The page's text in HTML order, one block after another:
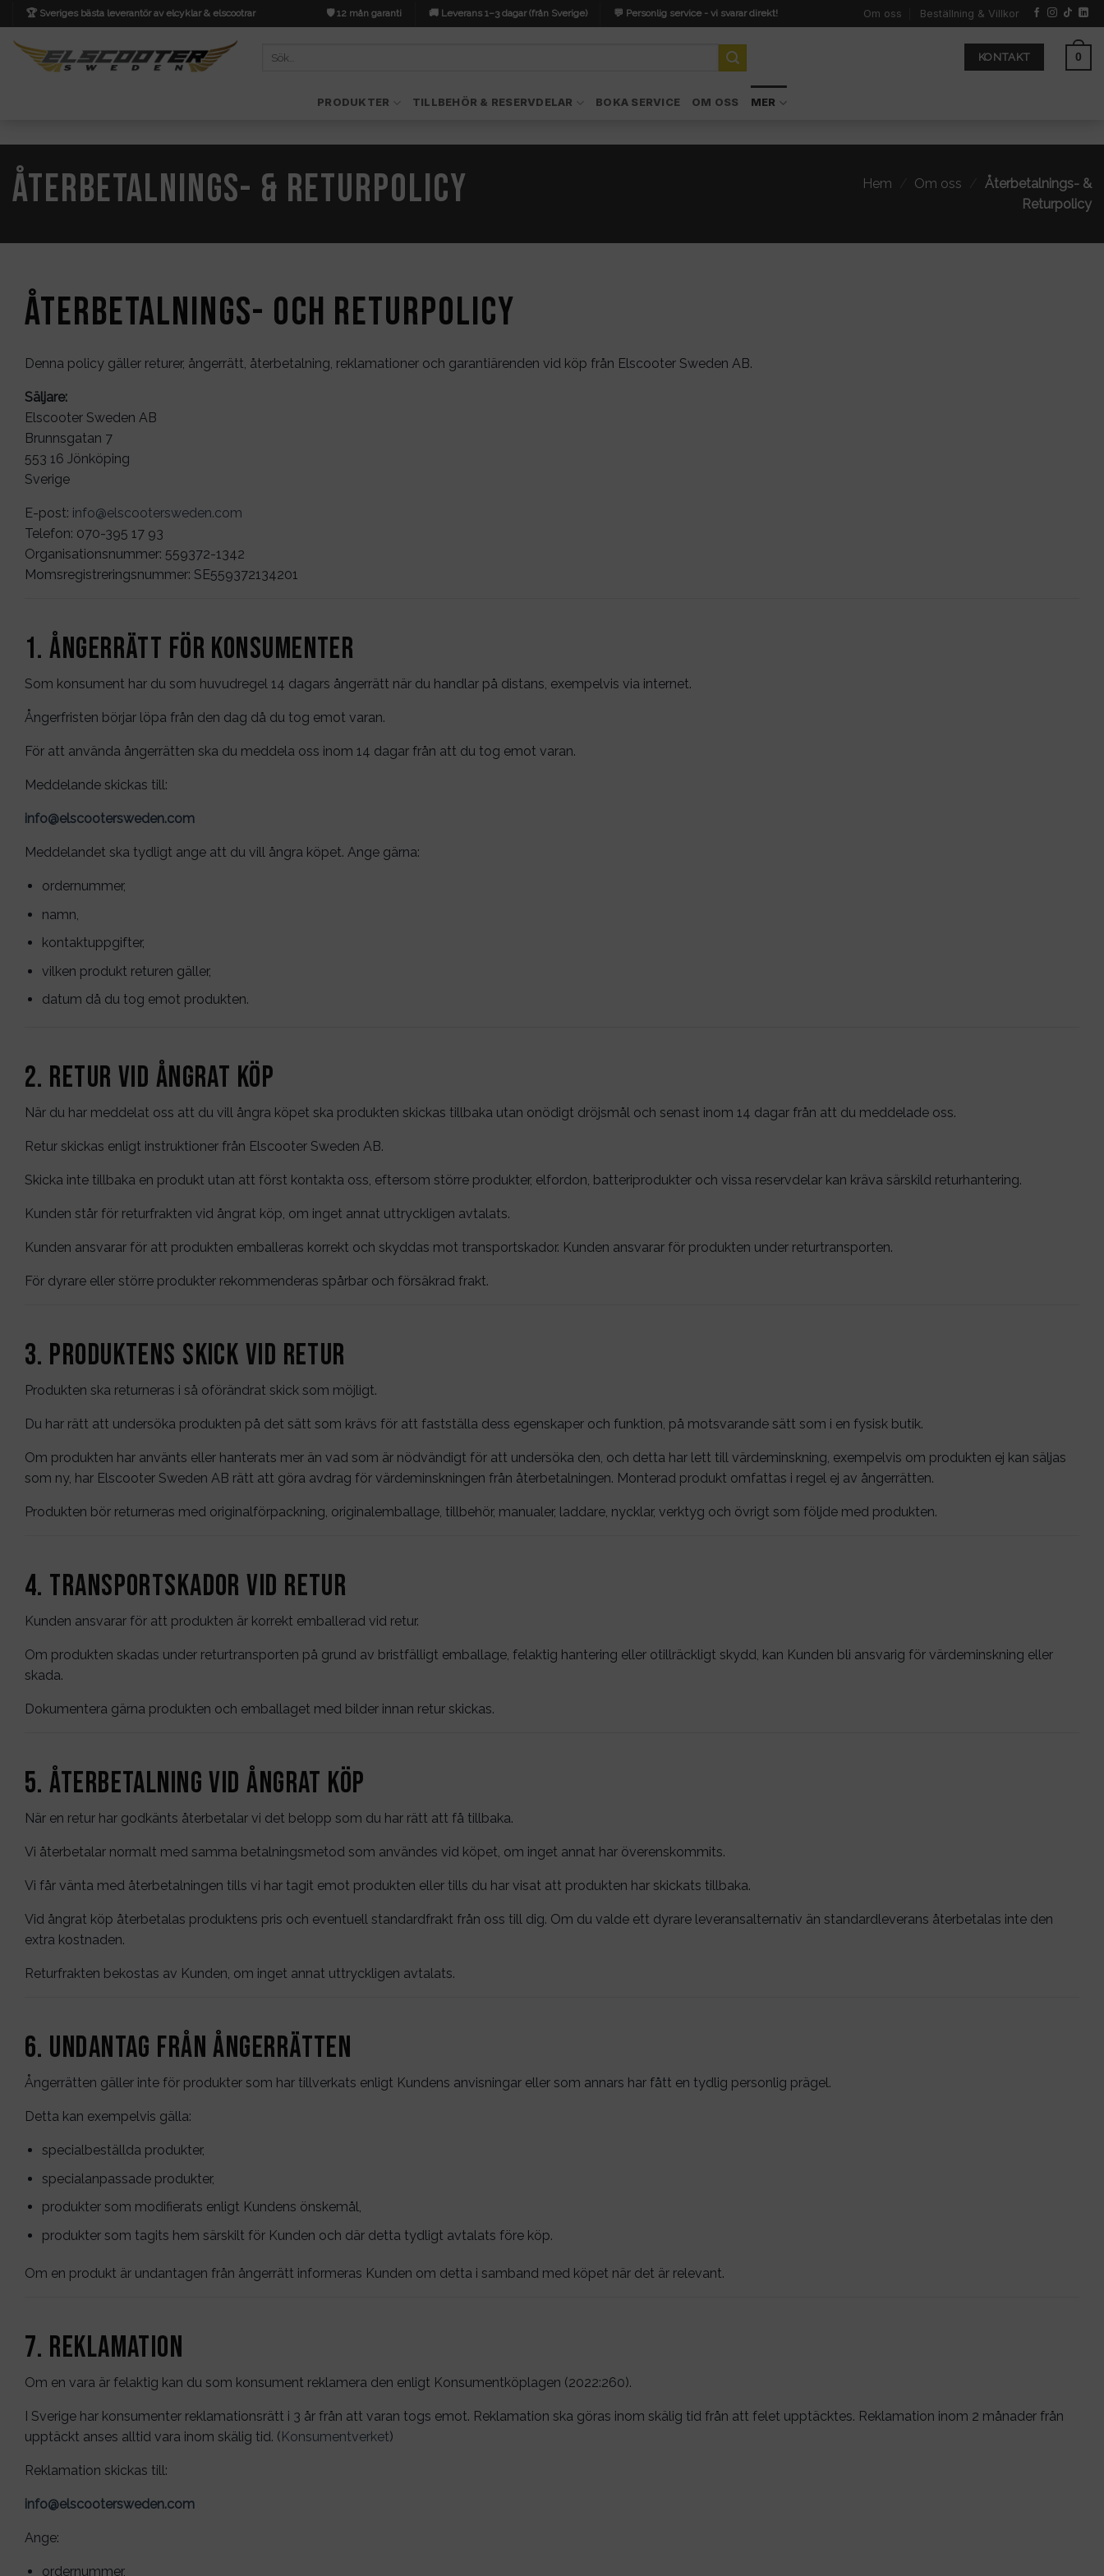
to
content
🏆 Sveriges bästa leverantör av elcyklar & elscootrar 🛡️ 12 mån garanti 🚚 Leverans 1–3 dagar (från Sverige) 💬 Personlig service - vi svarar direkt! Om oss Beställning & Villkor
KONTAKT 0
PRODUKTER TILLBEHÖR & RESERVDELAR BOKA SERVICE OM OSS MER
Återbetalnings- & Returpolicy Hem Om oss
Återbetalnings- &
Returpolicy
Återbetalnings- och returpolicy
Denna policy gäller returer, ångerrätt, återbetalning, reklamationer och garantiärenden vid köp från Elscooter Sweden AB.
Säljare:
Elscooter Sweden AB
Brunnsgatan 7
553 16 Jönköping
Sverige
E-post: info@elscootersweden.com
Telefon: 070-395 17 93
Organisationsnummer: 559372-1342
Momsregistreringsnummer: SE559372134201
1. Ångerrätt för konsumenter
Som konsument har du som huvudregel 14 dagars ångerrätt när du handlar på distans, exempelvis via internet.
Ångerfristen börjar löpa från den dag då du tog emot varan.
För att använda ångerrätten ska du meddela oss inom 14 dagar från att du tog emot varan.
Meddelande skickas till:
info@elscootersweden.com
Meddelandet ska tydligt ange att du vill ångra köpet. Ange gärna:
ordernummer,
namn,
kontaktuppgifter,
vilken produkt returen gäller,
datum då du tog emot produkten.
2. Retur vid ångrat köp
När du har meddelat oss att du vill ångra köpet ska produkten skickas tillbaka utan onödigt dröjsmål och senast inom 14 dagar från att du meddelade oss.
Retur skickas enligt instruktioner från Elscooter Sweden AB.
Skicka inte tillbaka en produkt utan att först kontakta oss, eftersom större produkter, elfordon, batteriprodukter och vissa reservdelar kan kräva särskild returhantering.
Kunden står för returfrakten vid ångrat köp, om inget annat uttryckligen avtalats.
Kunden ansvarar för att produkten emballeras korrekt och skyddas mot transportskador. Kunden ansvarar för produkten under returtransporten.
För dyrare eller större produkter rekommenderas spårbar och försäkrad frakt.
3. Produktens skick vid retur
Produkten ska returneras i så oförändrat skick som möjligt.
Du har rätt att undersöka produkten på det sätt som krävs för att fastställa dess egenskaper och funktion, på motsvarande sätt som i en fysisk butik.
Om produkten har använts eller hanterats mer än vad som är nödvändigt för att undersöka den, och detta har lett till värdeminskning, exempelvis om produkten ej kan säljas
som ny, har Elscooter Sweden AB rätt att göra avdrag för värdeminskningen från återbetalningen. Monterad produkt omfattas i regel ej av ångerrätten.
Produkten bör returneras med originalförpackning, originalemballage, tillbehör, manualer, laddare, nycklar, verktyg och övrigt som följde med produkten.
4. Transportskador vid retur
Kunden ansvarar för att produkten är korrekt emballerad vid retur.
Om produkten skadas under returtransporten på grund av bristfälligt emballage, felaktig hantering eller otillräckligt skydd, kan Kunden bli ansvarig för värdeminskning eller
skada.
Dokumentera gärna produkten och emballaget med bilder innan retur skickas.
5. Återbetalning vid ångrat köp
När en retur har godkänts återbetalar vi det belopp som du har rätt att få tillbaka.
Vi återbetalar normalt med samma betalningsmetod som användes vid köpet, om inget annat har överenskommits.
Vi får vänta med återbetalningen tills vi har tagit emot produkten eller tills du har visat att produkten har skickats tillbaka.
Vid ångrat köp återbetalas produktens pris och eventuell standardfrakt från oss till dig. Om du valde ett dyrare leveransalternativ än standardleverans återbetalas inte den
extra kostnaden.
Returfrakten bekostas av Kunden, om inget annat uttryckligen avtalats.
6. Undantag från ångerrätten
Ångerrätten gäller inte för produkter som har tillverkats enligt Kundens anvisningar eller som annars har fått en tydlig personlig prägel.
Detta kan exempelvis gälla:
specialbeställda produkter,
specialanpassade produkter,
produkter som modifierats enligt Kundens önskemål,
produkter som tagits hem särskilt för Kunden och där detta tydligt avtalats före köp.
Om en produkt är undantagen från ångerrätt informeras Kunden om detta i samband med köpet när det är relevant.
7. Reklamation
Om en vara är felaktig kan du som konsument reklamera den enligt Konsumentköplagen (2022:260).
I Sverige har konsumenter reklamationsrätt i 3 år från att varan togs emot. Reklamation ska göras inom skälig tid från att felet upptäcktes. Reklamation inom 2 månader från
upptäckt anses alltid vara inom skälig tid. (Konsumentverket)
Reklamation skickas till:
info@elscootersweden.com
Ange:
ordernummer,